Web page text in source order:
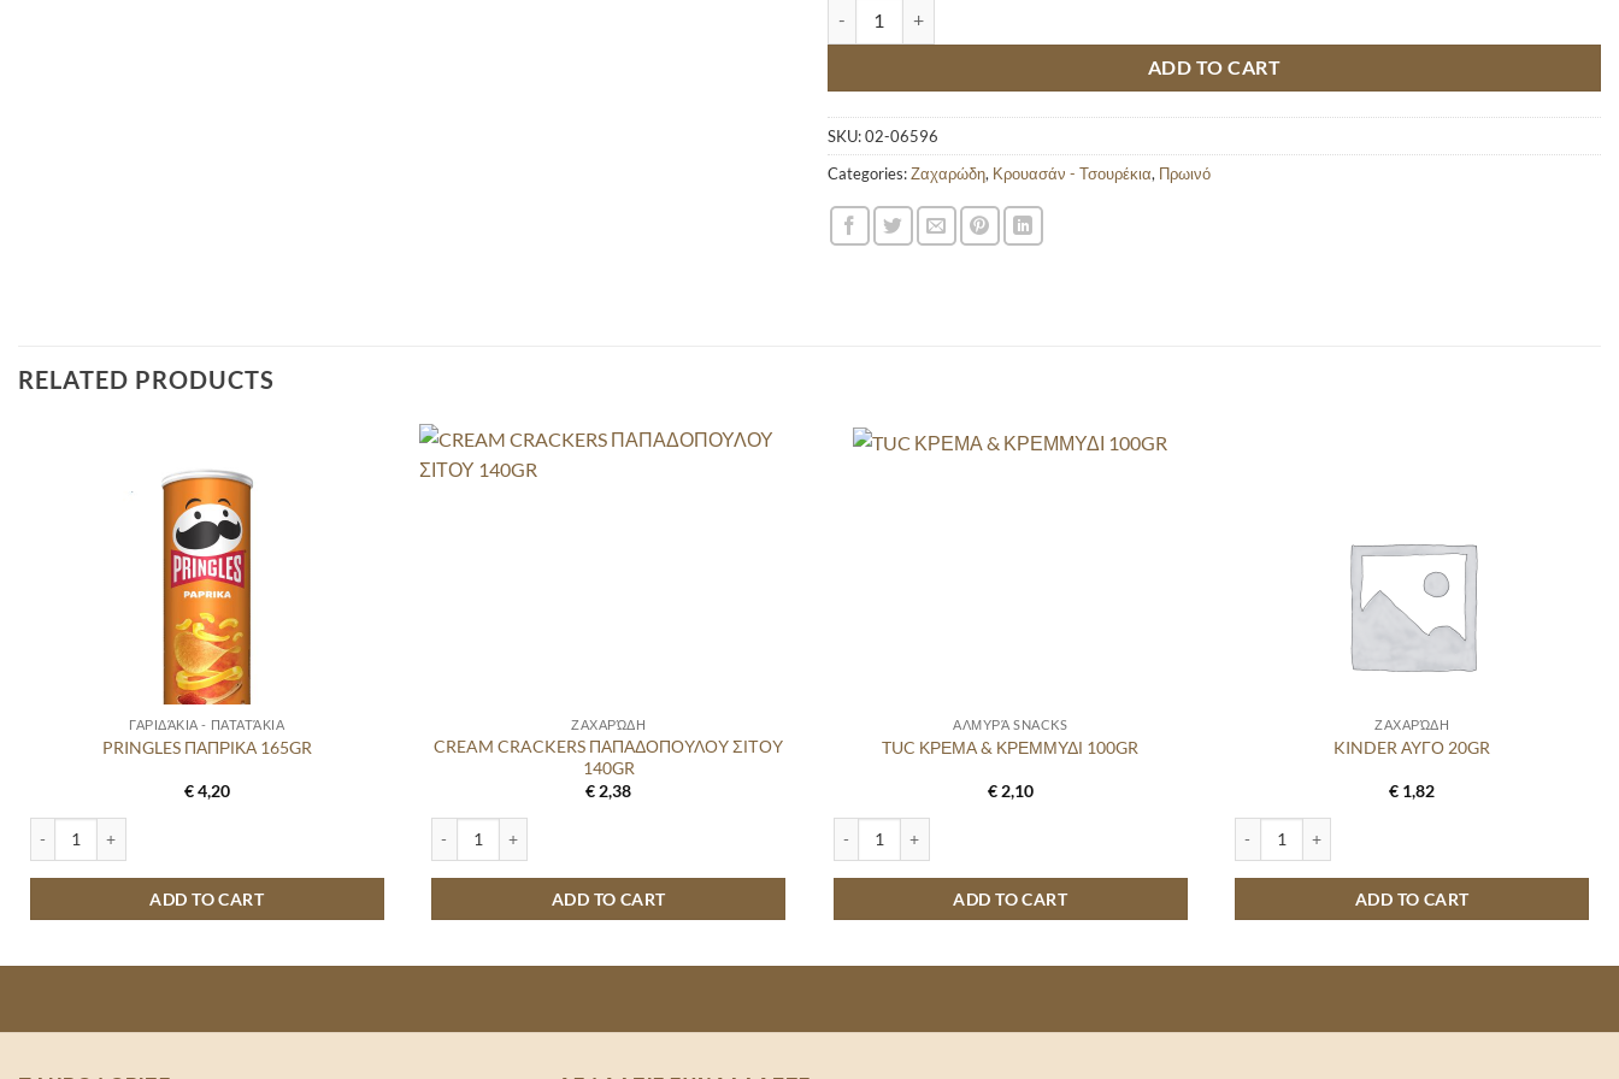
ADD TO CART
SKU:02-06596
Categories:Ζαχαρώδη, Κρουασάν - Τσουρέκια, Πρωινό
RELATED PRODUCTS
ΓΑΡΙΔΆΚΙΑ - ΠΑΤΑΤΆΚΙΑ
PRINGLES ΠΑΠΡΙΚΑ 165GR
€4,20
ADD TO CART
ΖΑΧΑΡΏΔΗ
CREAM CRACKERS ΠΑΠΑΔΟΠΟΥΛΟΥ ΣΙΤΟΥ
140GR
€ 2,38
ADD TO CART
ΑΛΜΥΡΆ SNACKS
TUC ΚΡΕΜΑ & ΚΡΕΜΜΥΔΙ 100GR
€2,10
ADD TO CART
ΖΑΧΑΡΏΔΗ
KINDER ΑΥΓΟ 20GR
€ 1,82
ADD TO CART